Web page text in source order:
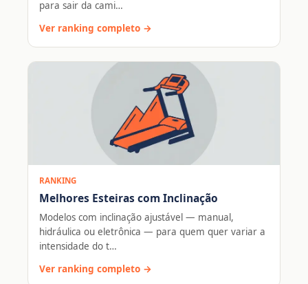
para sair da cami…
Ver ranking completo →
RANKING
Melhores Esteiras com Inclinação
Modelos com inclinação ajustável — manual,
hidráulica ou eletrônica — para quem quer variar a
intensidade do t…
Ver ranking completo →